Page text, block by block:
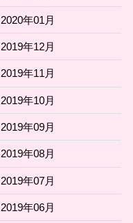
2020年01月
2019年12月
2019年11月
2019年10月
2019年09月
2019年08月
2019年07月
2019年06月